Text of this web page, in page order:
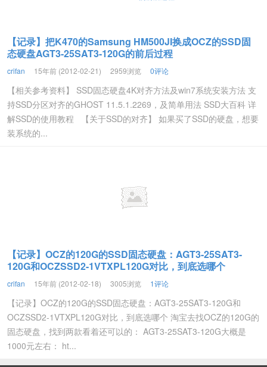
【记录】把K470的Samsung HM500JI换成OCZ的SSD固
态硬盘AGT3-25SAT3-120G的前后过程
crifan 15年前 (2012-02-21) 2959浏览 0评论
【相关参考资料】 SSD固态硬盘4K对齐方法及win7系统安装方法 支
持SSD分区对齐的GHOST 11.5.1.2269，及简单用法 SSD大百科 详
解SSD的使用教程 【关于SSD的对齐】 如果买了SSD的硬盘，想要
装系统的...
【记录】OCZ的120G的SSD固态硬盘：AGT3-25SAT3-
120G和OCZSSD2-1VTXPL120G对比，到底选哪个
crifan 15年前 (2012-02-18) 3005浏览 1评论
【记录】OCZ的120G的SSD固态硬盘：AGT3-25SAT3-120G和
OCZSSD2-1VTXPL120G对比，到底选哪个 淘宝去找OCZ的120G的
固态硬盘，找到两款看着还可以的： AGT3-25SAT3-120G大概是
1000元左右： ht...